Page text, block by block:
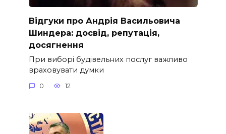
Відгуки про Андрія Васильовича
Шиндера: досвід, репутація,
досягнення
При виборі будівельних послуг важливо
враховувати думки
0 12